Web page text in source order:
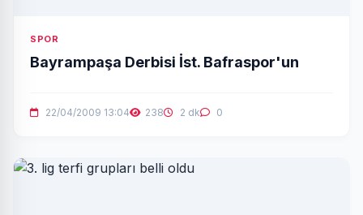
SPOR
Bayrampaşa Derbisi İst. Bafraspor'un
22/04/2009 13:04 238 2 dk 0